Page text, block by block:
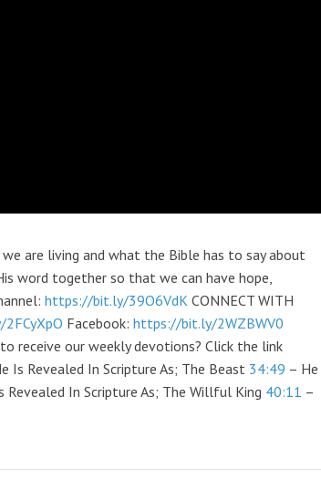
are living and what the Bible has to say about
word together so that we can have hope,
https://bit.ly/39O6VdK CONNECT WITH
Facebook: https://bit.ly/2WZBWV0
receive our weekly devotions? Click the link
Is Revealed In Scripture As; The Beast 34:49 – He
Revealed In Scripture As; The Willful King 40:11 –